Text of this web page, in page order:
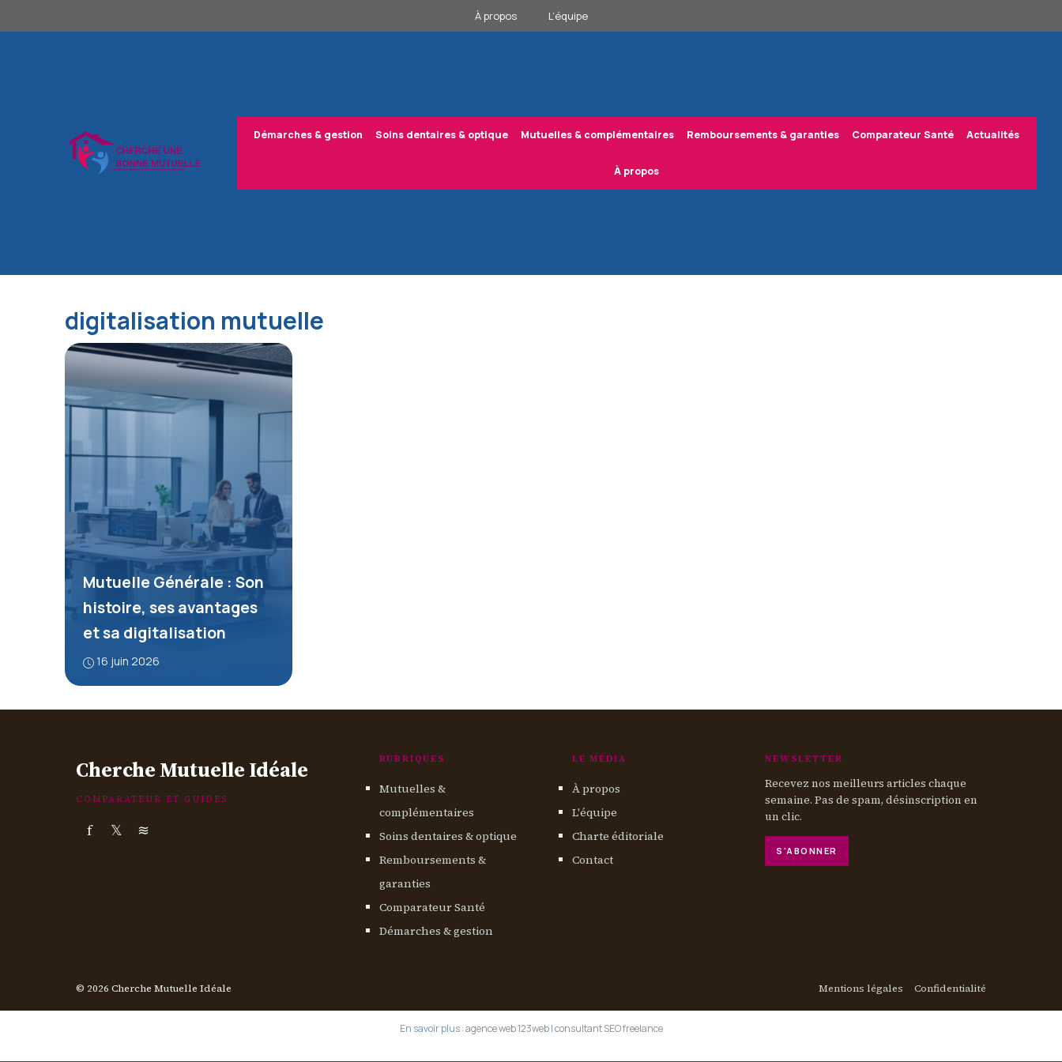
au
À propos L’équipe
Démarches & gestion Soins dentaires & optique Mutuelles & complémentaires Remboursements & garanties Comparateur Santé Actualités
À propos
digitalisation mutuelle
Mutuelle Générale : Son
histoire, ses avantages
et sa digitalisation
16 juin 2026
Cherche Mutuelle Idéale
COMPARATEUR ET GUIDES
f 𝕏 ≋
RUBRIQUES
Mutuelles &
complémentaires
Soins dentaires & optique
Remboursements &
garanties
Comparateur Santé
Démarches & gestion
LE MÉDIA
À propos
L'équipe
Charte éditoriale
Contact
NEWSLETTER
Recevez nos meilleurs articles chaque
semaine. Pas de spam, désinscription en
un clic.
S'ABONNER
© 2026 Cherche Mutuelle Idéale Mentions légales Confidentialité
En savoir plus :agence web 123web|consultant SEO freelance